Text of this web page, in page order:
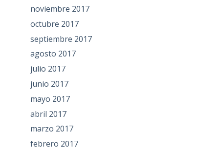
noviembre 2017
octubre 2017
septiembre 2017
agosto 2017
julio 2017
junio 2017
mayo 2017
abril 2017
marzo 2017
febrero 2017